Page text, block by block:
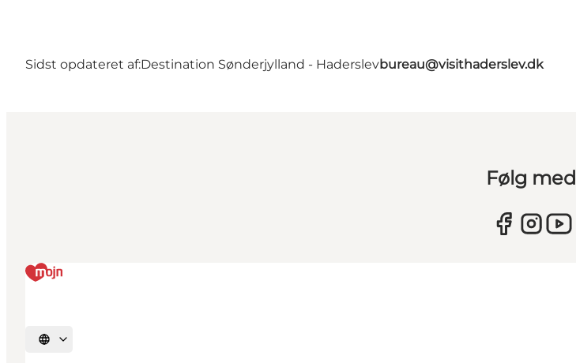
Sidst opdateret af:Destination Sønderjylland - Haderslevbureau@visithaderslev.dk
Følg med
Vælg sprog